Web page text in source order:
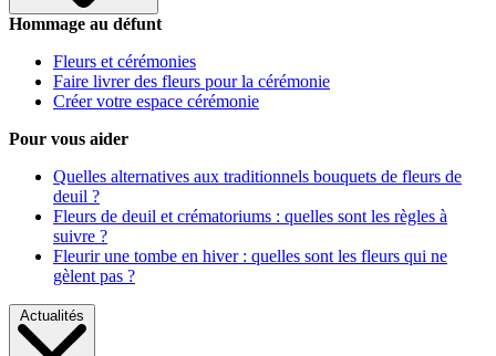
Hommage au défunt
Fleurs et cérémonies
Faire livrer des fleurs pour la cérémonie
Créer votre espace cérémonie
Pour vous aider
Quelles alternatives aux traditionnels bouquets de fleurs de
deuil ?
Fleurs de deuil et crématoriums : quelles sont les règles à
suivre ?
Fleurir une tombe en hiver : quelles sont les fleurs qui ne
gèlent pas ?
Actualités